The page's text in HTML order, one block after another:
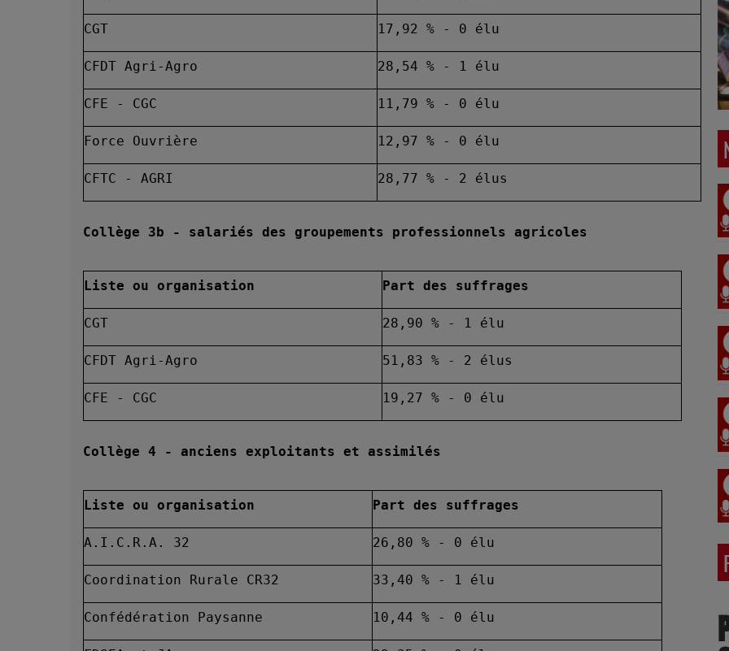
CGT 17,92 % - 0 élu
CFDT Agri-Agro 28,54 % - 1 élu
CFE - CGC 11,79 % - 0 élu
Force Ouvrière 12,97 % - 0 élu
CFTC - AGRI 28,77 % - 2 élus
Collège 3b - salariés des groupements professionnels agricoles
Liste ou organisation Part des suffrages
CGT 28,90 % - 1 élu
CFDT Agri-Agro 51,83 % - 2 élus
CFE - CGC 19,27 % - 0 élu
Collège 4 - anciens exploitants et assimilés
Liste ou organisation Part des suffrages
A.I.C.R.A. 32 26,80 % - 0 élu
Coordination Rurale CR32 33,40 % - 1 élu
Confédération Paysanne 10,44 % - 0 élu